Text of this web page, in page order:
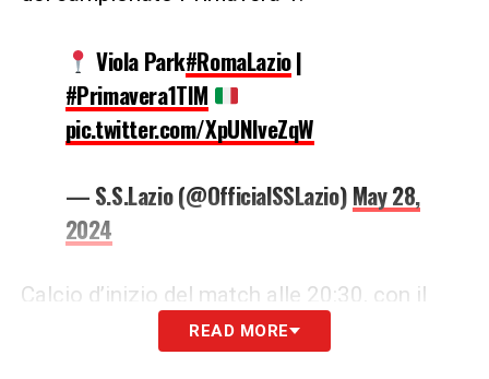
Viola Park#RomaLazio|
#Primavera1TIM
pic.twitter.com/XpUNlveZqW
— S.S.Lazio (@OfficialSSLazio)May 28,
2024
Calcio d’inizio del match alle 20:30, con il
Viola Park di Firenze che sarà teatro di
READ MORE